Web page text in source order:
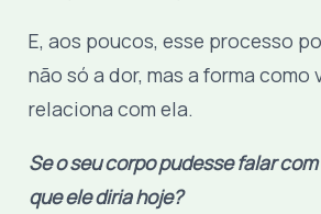
E, aos poucos, esse processo
não só a dor, mas a forma como
relaciona com ela.
Se o seu corpo pudesse falar
que ele diria hoje?